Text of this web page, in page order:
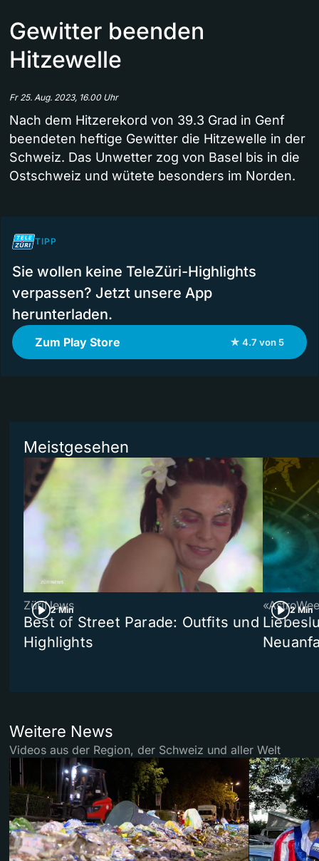
Gewitter beenden
Hitzewelle
Fr 25. Aug. 2023, 16.00 Uhr
Nach dem Hitzerekord von 39.3 Grad in Genf
beendeten heftige Gewitter die Hitzewelle in der
Schweiz. Das Unwetter zog von Basel bis in die
Ostschweiz und wütete besonders im Norden.
TIPP
Sie wollen keine TeleZüri-Highlights
verpassen? Jetzt unsere App
herunterladen.
Zum Play Store ★ 4.7 von 5
Meistgesehen
2 Min
ZüriNews
Best of Street Parade: Outfits und
Highlights
2 Min
Weitere News
Videos aus der Region, der Schweiz und aller Welt